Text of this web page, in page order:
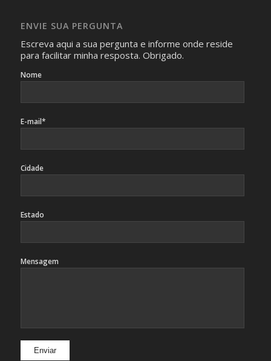
identificação da pessoa fotografada.
ENVIE SUA PERGUNTA
Escreva aqui a sua pergunta e informe onde reside
para facilitar minha resposta. Obrigado.
Nome
E-mail*
Cidade
Estado
Mensagem